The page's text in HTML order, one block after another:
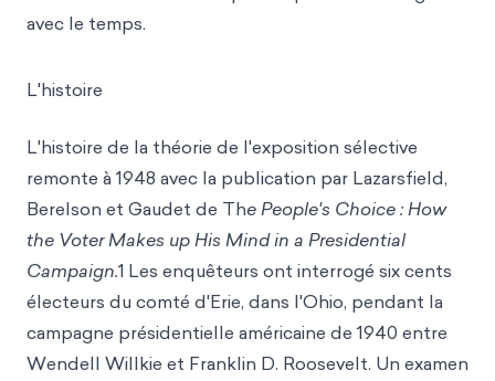
avec le temps.
L'histoire
L'histoire de la théorie de l'exposition sélective
remonte à 1948 avec la publication par Lazarsfield,
Berelson et Gaudet de The People's Choice : How
the Voter Makes up His Mind in a Presidential
Campaign.1 Les enquêteurs ont interrogé six cents
électeurs du comté d'Erie, dans l'Ohio, pendant la
campagne présidentielle américaine de 1940 entre
Wendell Willkie et Franklin D. Roosevelt. Un examen